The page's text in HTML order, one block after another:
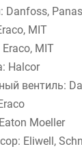
Danfoss,
MIT
MIT
Halcor
вентиль:
Moeller
Eliwell,